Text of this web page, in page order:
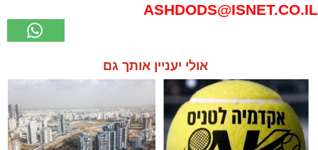
ASHDODS@ISNET.CO.IL
אולי יעניין אותך גם